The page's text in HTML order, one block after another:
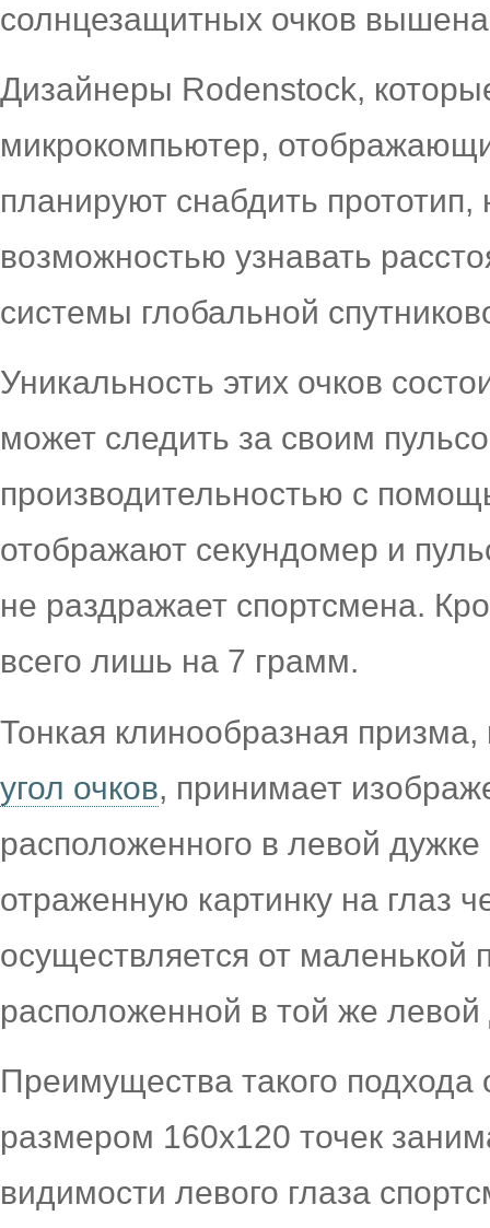
солнцезащитных очков
Дизайнеры Rodenstock,
микрокомпьютер,
планируют снабдить
возможностью узнавать
системы глобальной
Уникальность этих очков
может следить за своим
производительностью с
отображают секундомер и
не раздражает спортсмена.
всего лишь на 7 грамм.
Тонкая клинообразная
угол очков, принимает
расположенного в левой
отраженную картинку на глаз
осуществляется от маленькой
расположенной в той же левой
Преимущества такого
размером 160х120 точек
видимости левого глаза